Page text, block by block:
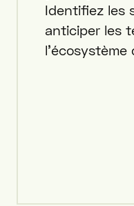
Identifiez les
anticiper les
l'écosystème